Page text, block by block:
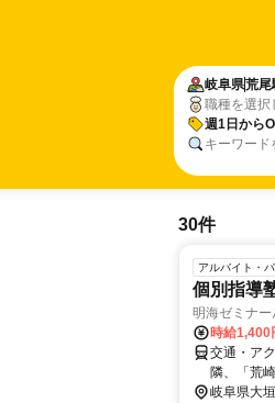
岐阜県荒尾
職種を選択
週1日から
キーワード
30件
アルバイト・
個別指導
明海ゼミナー
時給1,400
交通・ア
隣、「荒
岐阜県大